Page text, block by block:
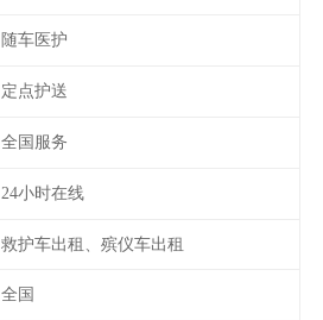
随车医护
定点护送
全国服务
24小时在线
救护车出租、殡仪车出租
全国